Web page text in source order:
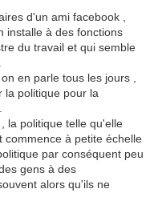
d'un ami facebook ,
installe à des fonctions
du travail et qui semble
en parle tous les jours ,
la politique pour la
la politique telle qu'elle
commence à petite échelle
par conséquent peu
gens à des
alors qu'ils ne